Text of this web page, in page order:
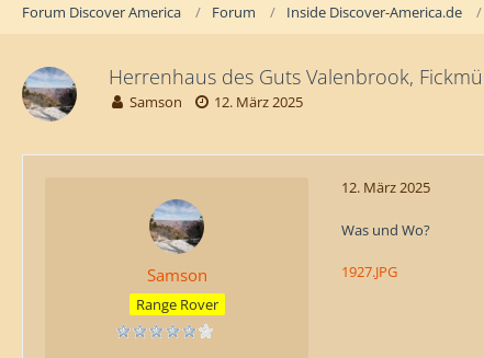
Forum Discover America Forum Inside Discover-America.de
Herrenhaus des Guts Valenbrook,
Samson 12. März 2025
Samson
Range Rover
12. März 2025
Was und Wo?
1927.JPG